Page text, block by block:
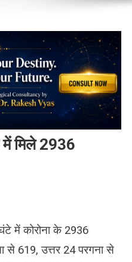
मिले 2936
में कोरोना के 2936
से 619, उत्तर 24 परगना से